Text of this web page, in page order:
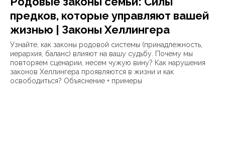
предков, которые управляют вашей
жизнью | Законы Хеллингера
Узнайте, как законы родовой системы (принадлежность,
иерархия, баланс) влияют на вашу судьбу. Почему мы
повторяем сценарии, несем чужую вину? Как нарушения
законов Хеллингера проявляются в жизни и как
освободиться? Объяснение + примеры